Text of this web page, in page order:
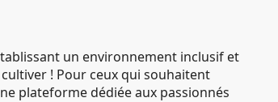
un environnement inclusif et
! Pour ceux qui souhaitent
plateforme dédiée aux passionnés